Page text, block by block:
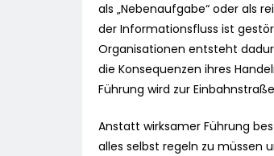
als „Nebenaufgabe“ oder als
der Informationsfluss ist
Organisationen entsteht
die Konsequenzen ihres
Führung wird zur
Anstatt wirksamer Führung
alles selbst regeln zu müssen